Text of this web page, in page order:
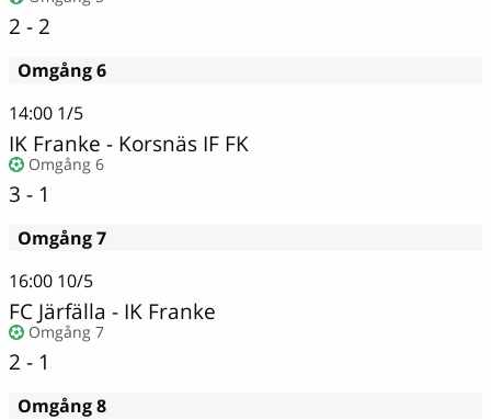
2 - 2
Omgång 6
14:00 1/5
IK Franke - Korsnäs IF FK
Omgång 6
3 - 1
Omgång 7
16:00 10/5
FC Järfälla - IK Franke
Omgång 7
2 - 1
Omgång 8